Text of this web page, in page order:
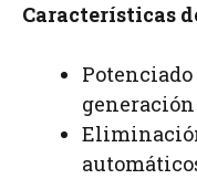
Características
Potenciado